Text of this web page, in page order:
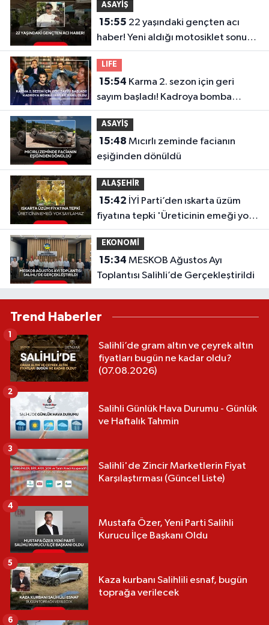
ASAYİŞ
15:55
haber! Yeni aldığı motosiklet sonu
oldu
LIFE
15:54
sayım başladı! Kadroya bomba
isimler dahil oldu
ASAYİŞ
15:48
eşiğinden dönüldü
ALAŞEHİR
15:42
fiyatına tepki 'Üreticinin emeği yok
sayılamaz'
EKONOMİ
15:34
Toplantısı Salihli’de Gerçekleştirildi
Trend Haberler
Salihli’de gram altın ve çeyrek altın
fiyatları bugün ne kadar oldu?
(07.08.2026)
1
Salihli Günlük Hava Durumu - Günlük
ve Haftalık Tahmin
2
Salihli'de Zincir Marketlerin Fiyat
Karşılaştırması (Güncel Liste)
3
Mustafa Özer, Yeni Parti Salihli
Kurucu İlçe Başkanı Oldu
4
Kaza kurbanı Salihlili esnaf, bugün
toprağa verilecek
5
6